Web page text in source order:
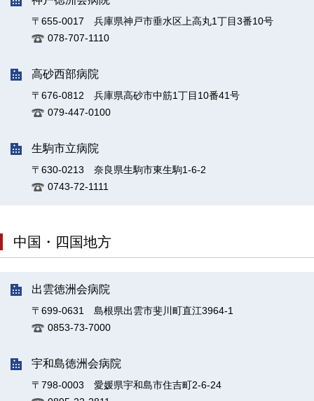
〒655-0017 兵庫県神戸市垂水区上高丸1丁目3番10号
078-707-1110
高砂西部病院
〒676-0812 兵庫県高砂市中筋1丁目10番41号
079-447-0100
生駒市立病院
〒630-0213 奈良県生駒市東生駒1-6-2
0743-72-1111
中国・四国地方
出雲徳洲会病院
〒699-0631 島根県出雲市斐川町直江3964-1
0853-73-7000
宇和島徳洲会病院
〒798-0003 愛媛県宇和島市住吉町2-6-24